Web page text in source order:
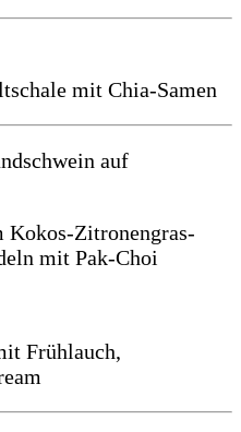
mit Chia-Samen
auf
Kokos-Zitronengras-
mit Pak-Choi
Frühlauch,